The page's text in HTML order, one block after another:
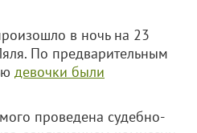
в ночь на 23
По предварительным
девочки были
проведена судебно-